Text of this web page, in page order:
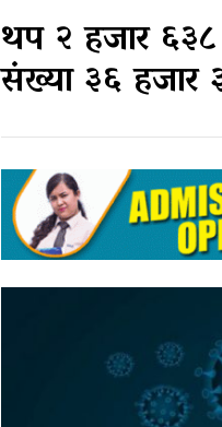
थप २ हजार ६३८
संख्या ३६ हजार